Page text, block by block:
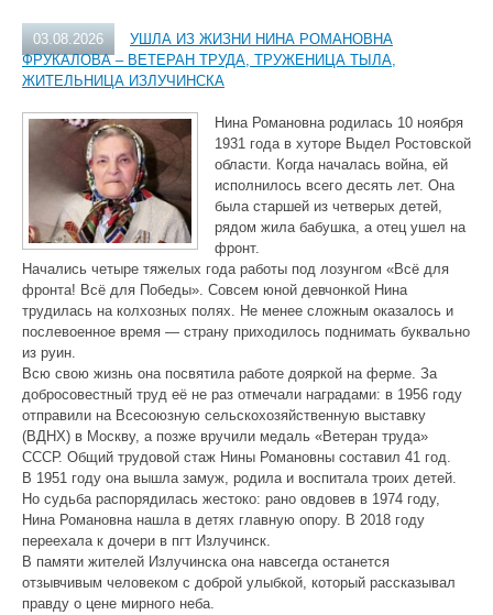
03.08.2026
УШЛА ИЗ ЖИЗНИ НИНА РОМАНОВНА
ФРУКАЛОВА – ВЕТЕРАН ТРУДА, ТРУЖЕНИЦА ТЫЛА,
ЖИТЕЛЬНИЦА ИЗЛУЧИНСКА
Нина Романовна родилась 10 ноября
1931 года в хуторе Выдел Ростовской
области. Когда началась война, ей
исполнилось всего десять лет. Она
была старшей из четверых детей,
рядом жила бабушка, а отец ушел на
фронт.
Начались четыре тяжелых года работы под лозунгом «Всё для
фронта! Всё для Победы». Совсем юной девчонкой Нина
трудилась на колхозных полях. Не менее сложным оказалось и
послевоенное время — страну приходилось поднимать буквально
из руин.
Всю свою жизнь она посвятила работе дояркой на ферме. За
добросовестный труд её не раз отмечали наградами: в 1956 году
отправили на Всесоюзную сельскохозяйственную выставку
(ВДНХ) в Москву, а позже вручили медаль «Ветеран труда»
СССР. Общий трудовой стаж Нины Романовны составил 41 год.
В 1951 году она вышла замуж, родила и воспитала троих детей.
Но судьба распорядилась жестоко: рано овдовев в 1974 году,
Нина Романовна нашла в детях главную опору. В 2018 году
переехала к дочери в пгт Излучинск.
В памяти жителей Излучинска она навсегда останется
отзывчивым человеком с доброй улыбкой, который рассказывал
правду о цене мирного неба.